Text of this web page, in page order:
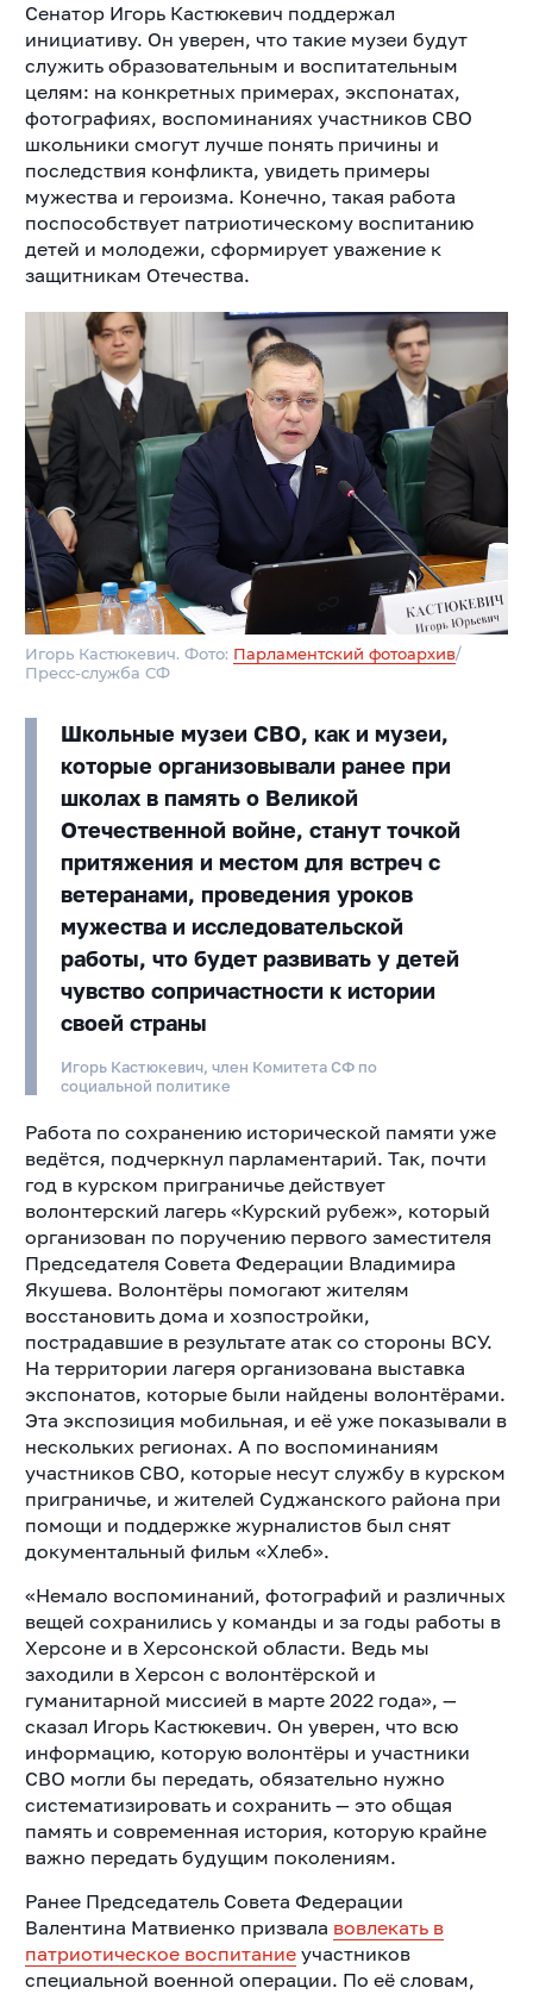
Сенатор Игорь Кастюкевич поддержал
инициативу. Он уверен, что такие музеи будут
служить образовательным и воспитательным
целям: на конкретных примерах, экспонатах,
фотографиях, воспоминаниях участников СВО
школьники смогут лучше понять причины и
последствия конфликта, увидеть примеры
мужества и героизма. Конечно, такая работа
поспособствует патриотическому воспитанию
детей и молодежи, сформирует уважение к
защитникам Отечества.
Игорь Кастюкевич. Фото: Парламентский фотоархив/
Пресс-служба СФ
Школьные музеи СВО, как и музеи,
которые организовывали ранее при
школах в память о Великой
Отечественной войне, станут точкой
притяжения и местом для встреч с
ветеранами, проведения уроков
мужества и исследовательской
работы, что будет развивать у детей
чувство сопричастности к истории
своей страны
Игорь Кастюкевич, член Комитета СФ по
социальной политике
Работа по сохранению исторической памяти уже
ведётся, подчеркнул парламентарий. Так, почти
год в курском приграничье действует
волонтерский лагерь «Курский рубеж», который
организован по поручению первого заместителя
Председателя Совета Федерации Владимира
Якушева. Волонтёры помогают жителям
восстановить дома и хозпостройки,
пострадавшие в результате атак со стороны ВСУ.
На территории лагеря организована выставка
экспонатов, которые были найдены волонтёрами.
Эта экспозиция мобильная, и её уже показывали в
нескольких регионах. А по воспоминаниям
участников СВО, которые несут службу в курском
приграничье, и жителей Суджанского района при
помощи и поддержке журналистов был снят
документальный фильм «Хлеб».
«Немало воспоминаний, фотографий и различных
вещей сохранились у команды и за годы работы в
Херсоне и в Херсонской области. Ведь мы
заходили в Херсон с волонтёрской и
гуманитарной миссией в марте 2022 года», —
сказал Игорь Кастюкевич. Он уверен, что всю
информацию, которую волонтёры и участники
СВО могли бы передать, обязательно нужно
систематизировать и сохранить — это общая
память и современная история, которую крайне
важно передать будущим поколениям.
Ранее Председатель Совета Федерации
Валентина Матвиенко призвала вовлекать в
патриотическое воспитаниеучастников
специальной военной операции. По её словам,